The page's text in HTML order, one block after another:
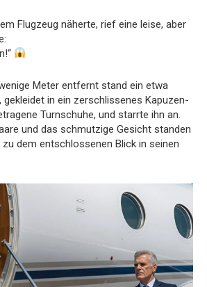
Flugzeug näherte, rief eine leise, aber
Meter entfernt stand ein etwa
in ein zerschlissenes Kapuzen-
Turnschuhe, und starrte ihn an.
und das schmutzige Gesicht standen
dem entschlossenen Blick in seinen